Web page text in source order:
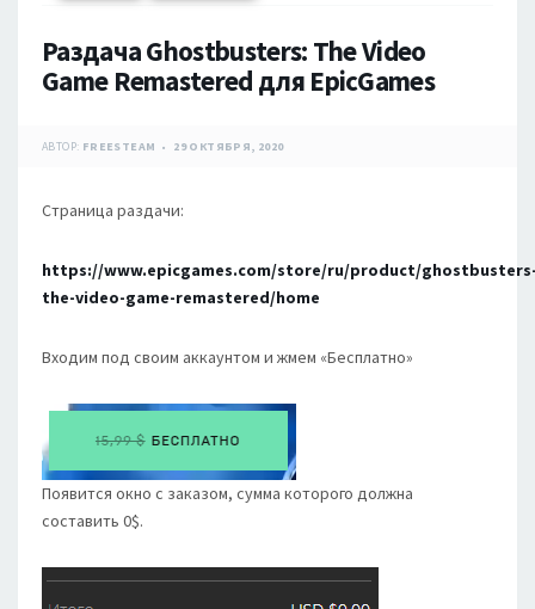
Раздача Ghostbusters: The Video
Game Remastered для EpicGames
АВТОР: FREESTEAM 29 ОКТЯБРЯ, 2020
Страница раздачи:
https://www.epicgames.com/store/ru/product/
the-video-game-remastered/home
Входим под своим аккаунтом и жмем «Бесплатно»
Появится окно с заказом, сумма которого должна
составить 0$.